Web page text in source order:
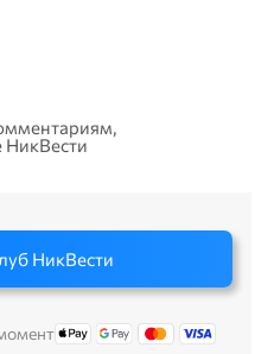
НикВести
НикВести